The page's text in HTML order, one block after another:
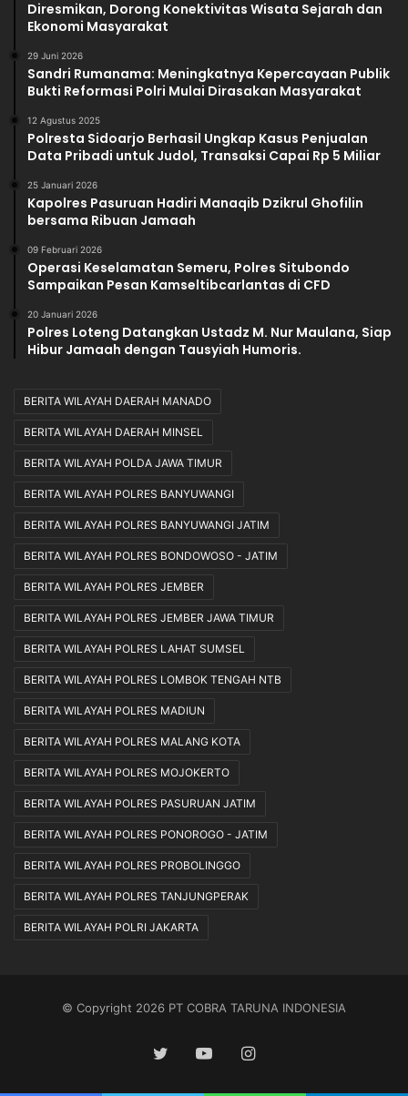
Diresmikan, Dorong Konektivitas Wisata Sejarah dan
Ekonomi Masyarakat
29 Juni 2026
Sandri Rumanama: Meningkatnya Kepercayaan Publik
Bukti Reformasi Polri Mulai Dirasakan Masyarakat
12 Agustus 2025
Polresta Sidoarjo Berhasil Ungkap Kasus Penjualan
Data Pribadi untuk Judol, Transaksi Capai Rp 5 Miliar
25 Januari 2026
Kapolres Pasuruan Hadiri Manaqib Dzikrul Ghofilin
bersama Ribuan Jamaah
09 Februari 2026
Operasi Keselamatan Semeru, Polres Situbondo
Sampaikan Pesan Kamseltibcarlantas di CFD
20 Januari 2026
Polres Loteng Datangkan Ustadz M. Nur Maulana, Siap
Hibur Jamaah dengan Tausyiah Humoris.
BERITA WILAYAH DAERAH MANADO
BERITA WILAYAH DAERAH MINSEL
BERITA WILAYAH POLDA JAWA TIMUR
BERITA WILAYAH POLRES BANYUWANGI
BERITA WILAYAH POLRES BANYUWANGI JATIM
BERITA WILAYAH POLRES BONDOWOSO - JATIM
BERITA WILAYAH POLRES JEMBER
BERITA WILAYAH POLRES JEMBER JAWA TIMUR
BERITA WILAYAH POLRES LAHAT SUMSEL
BERITA WILAYAH POLRES LOMBOK TENGAH NTB
BERITA WILAYAH POLRES MADIUN
BERITA WILAYAH POLRES MALANG KOTA
BERITA WILAYAH POLRES MOJOKERTO
BERITA WILAYAH POLRES PASURUAN JATIM
BERITA WILAYAH POLRES PONOROGO - JATIM
BERITA WILAYAH POLRES PROBOLINGGO
BERITA WILAYAH POLRES TANJUNGPERAK
BERITA WILAYAH POLRI JAKARTA
© Copyright 2026 PT COBRA TARUNA INDONESIA
TwitterYouTubeInstagram